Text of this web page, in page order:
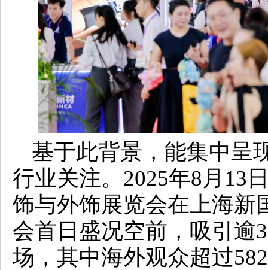
基于此背景，能集中呈
行业关注。2025年8月13
饰与外饰展览会在上海新
会首日盛况空前，吸引逾
场，其中海外观众超过